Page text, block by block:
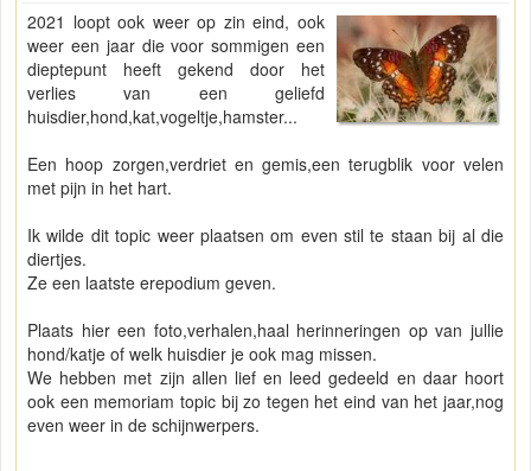
2021 loopt ook weer op zin eind, ook
weer een jaar die voor sommigen een
dieptepunt heeft gekend door het
verlies van een geliefd
huisdier,hond,kat,vogeltje,hamster...
Een hoop zorgen,verdriet en gemis,een terugblik voor velen
met pijn in het hart.
Ik wilde dit topic weer plaatsen om even stil te staan bij al die
diertjes.
Ze een laatste erepodium geven.
Plaats hier een foto,verhalen,haal herinneringen op van jullie
hond/katje of welk huisdier je ook mag missen.
We hebben met zijn allen lief en leed gedeeld en daar hoort
ook een memoriam topic bij zo tegen het eind van het jaar,nog
even weer in de schijnwerpers.